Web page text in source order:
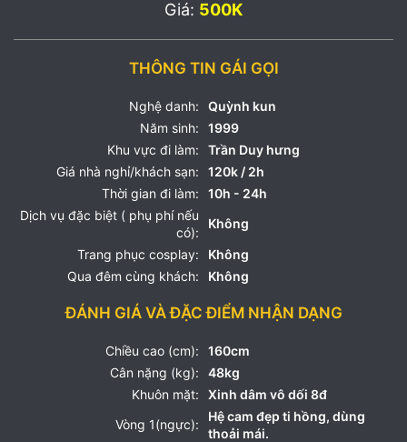
Giá: 500K
THÔNG TIN GÁI GỌI
Nghệ danh:
Quỳnh kun
Năm sinh:
1999
Khu vực đi làm:
Trần Duy hưng
Giá nhà nghỉ/khách sạn:
120k / 2h
Thời gian đi làm:
10h - 24h
Dịch vụ đặc biệt ( phụ phí nếu
có):
Không
Trang phục cosplay:
Không
Qua đêm cùng khách:
Không
ĐÁNH GIÁ VÀ ĐẶC ĐIỂM NHẬN DẠNG
Chiều cao (cm):
160cm
Cân nặng (kg):
48kg
Khuôn mặt:
Xinh dâm vô dối 8đ
Vòng 1(ngực):
Hệ cam đẹp ti hồng, dùng
thoải mái.